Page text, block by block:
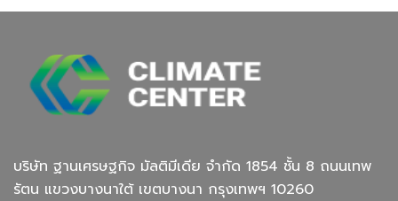
บริษัท ฐานเศรษฐกิจ มัลติมีเดีย จํากัด 1854 ชั้น 8 ถนนเทพ
รัตน แขวงบางนาใต้ เขตบางนา กรุงเทพฯ 10260